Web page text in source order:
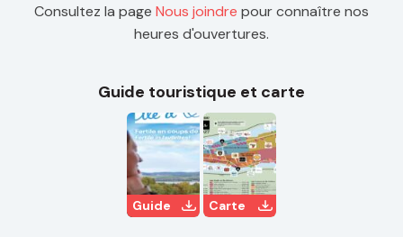
Consultez la page Nous joindre pour connaître nos
heures d'ouvertures.
Guide touristique et carte
Guide Carte